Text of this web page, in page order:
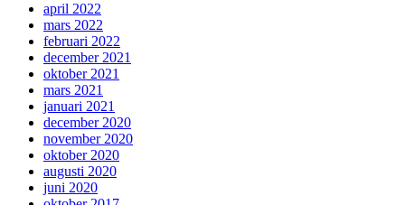
april 2022
mars 2022
februari 2022
december 2021
oktober 2021
mars 2021
januari 2021
december 2020
november 2020
oktober 2020
augusti 2020
juni 2020